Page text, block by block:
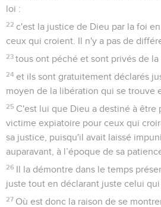
loi :
22 c'est la justice de Dieu par la foi
ceux qui croient. Il n'y a pas de
23 tous ont péché et sont privés de la
24 et ils sont gratuitement déclarés
moyen de la libération qui se trouve
25 C'est lui que Dieu a destiné à être
victime expiatoire pour ceux qui
sa justice, puisqu'il avait laissé
auparavant, à l’époque de sa
26 Il la démontre dans le temps
juste tout en déclarant juste celui qui
27 Où est donc la raison de se